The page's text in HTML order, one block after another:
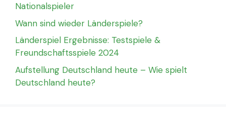
Nationalspieler
Wann sind wieder Länderspiele?
Länderspiel Ergebnisse: Testspiele &
Freundschaftsspiele 2024
Aufstellung Deutschland heute – Wie spielt
Deutschland heute?